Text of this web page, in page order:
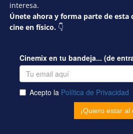
interesa.
Únete ahora y forma parte de esta
cine en físico. 👇